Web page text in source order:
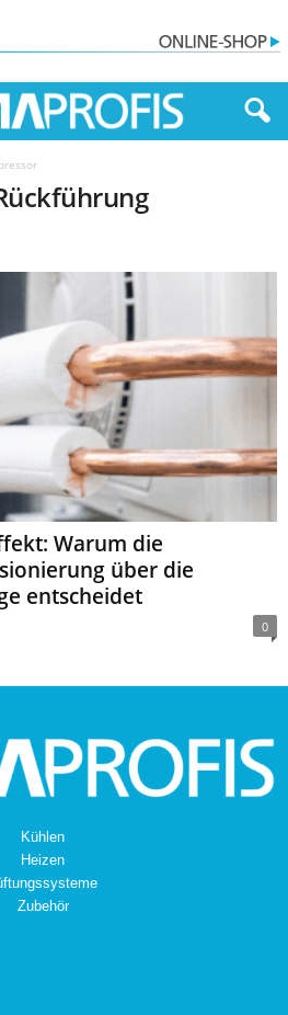
Warum die
über die
entscheidet
0
Kühlen
Heizen
Zubehör